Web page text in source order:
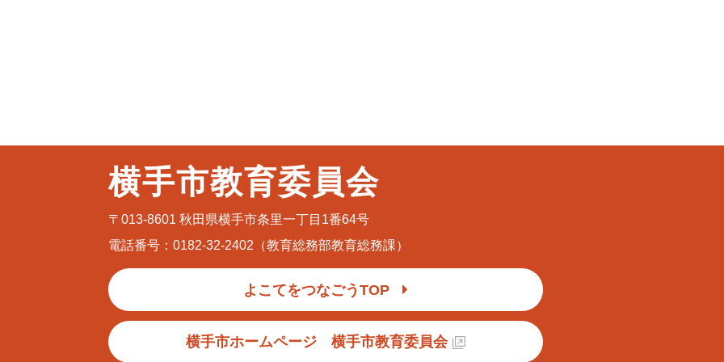
横手市教育委員会
〒013-8601 秋田県横手市条里一丁目1番64号
電話番号：0182-32-2402（教育総務部教育総務課）
よこてをつなごうTOP
横手市ホームページ 横手市教育委員会